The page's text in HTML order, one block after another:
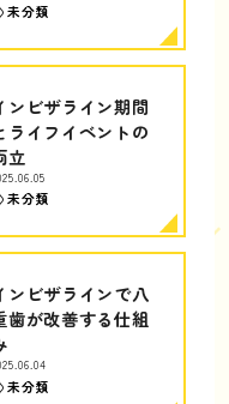
未分類
ンビザライン期間
ライフイベントの
立
未分類
ンビザラインで八
歯が改善する仕組
未分類